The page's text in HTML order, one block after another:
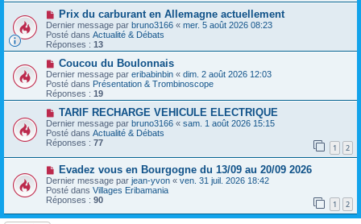
a
m
e
s
s
a
g
e
N
o
u
v
e
a
m
e
s
s
g
e
Prix ​​du carburant en Allemagne actuellement
Dernier message par bruno3166 « mer. 5 août 2026 08:23
Posté dans Actualité & Débats
Réponses : 13
N
o
u
v
e
a
m
e
s
s
a
g
e
Coucou du Boulonnais
Dernier message par eribabinbin « dim. 2 août 2026 12:03
Posté dans Présentation & Trombinoscope
Réponses : 19
N
o
u
v
e
a
u
m
e
s
s
a
TARIF RECHARGE VEHICULE ELECTRIQUE
Dernier message par bruno3166 « sam. 1 août 2026 15:15
Posté dans Actualité & Débats
Réponses : 77 1 2
N
o
u
v
e
a
Evadez vous en Bourgogne du 13/09 au 20/09 2026
Dernier message par jean-yvon « ven. 31 juil. 2026 18:42
Posté dans Villages Eribamania
Réponses : 90 1 2